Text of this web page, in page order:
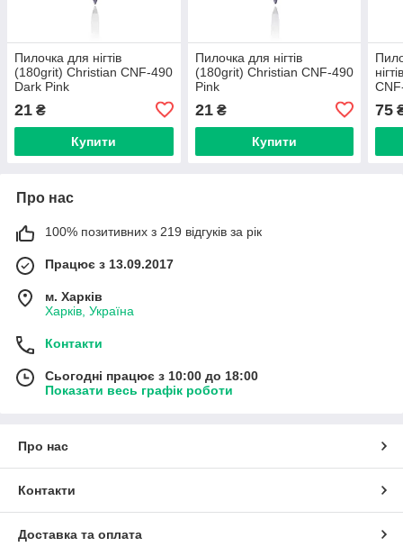
Пилочка для нігтів
(180grit) Christian CNF-490
Dark Pink
21 ₴
Купити
Пилочка для нігтів
(180grit) Christian CNF-490
Pink
21₴
Купити
75
Про нас
100% позитивних з 219 відгуків за рік
Працює з 13.09.2017
м. Харків
Харків, Україна
Контакти
Сьогодні працює з 10:00 до 18:00
Показати весь графік роботи
Про нас
Контакти
Доставка та оплата